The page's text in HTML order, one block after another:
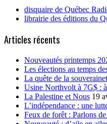
disquaire de Québec
librairie des éditions du
Articles récents
Nouveautés printemps
Les élections au temps
La quête de la
Usine Northvolt à 7G$ :
La Palestine et Nous 19
L’indépendance : une
Feux de forêt : Parlons